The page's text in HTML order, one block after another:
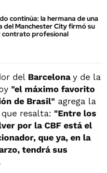
continúa: la hermana de una
del Manchester City firmó su
contrato profesional
del Barcelonay de la
"el máximo favorito
de Brasil" agrega la
resalta: "Entre los
por la CBF está el
que ya, en la
tendrá sus